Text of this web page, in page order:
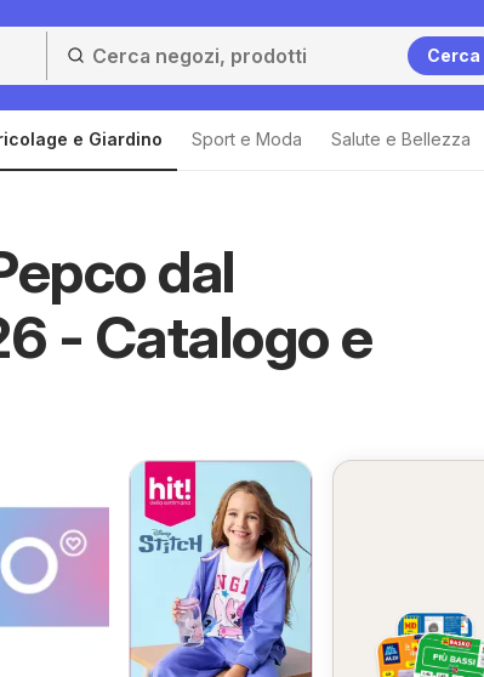
Cerca
e Giardino Sport e Moda Salute e Bellezza
dal
- Catalogo e